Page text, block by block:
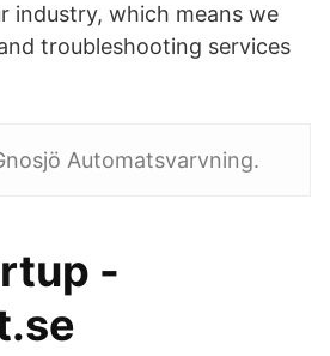
industry, which means we
troubleshooting services
Automatsvarvning.
-